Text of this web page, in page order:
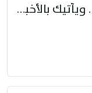
ستبدي لك الأيام ما كنت جاهلا … ويأتيك بالأخبار من لم تزوّد